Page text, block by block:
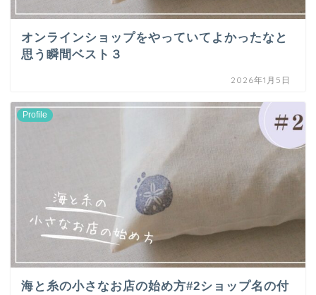
オンラインショップをやっていてよかったなと
思う瞬間ベスト３
2026年1月5日
Profile
海と糸の小さなお店の始め方#2ショップ名の付